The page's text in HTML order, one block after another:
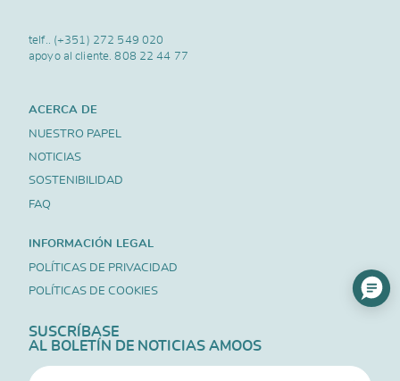
telf.. (+351) 272 549 020
apoyo al cliente.808 22 44 77
ACERCA DE
NUESTRO PAPEL
NOTICIAS
SOSTENIBILIDAD
FAQ
INFORMACIÓN LEGAL
POLÍTICAS DE PRIVACIDAD
POLÍTICAS DE COOKIES
SUSCRÍBASE
AL BOLETÍN DE NOTICIAS AMOOS